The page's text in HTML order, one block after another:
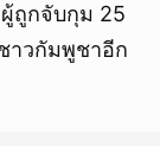
ถูกจับกุม 25
าวกัมพูชาอีก